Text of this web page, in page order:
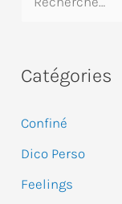
h
r
c
h
Catégories
Confiné
Dico Perso
Feelings